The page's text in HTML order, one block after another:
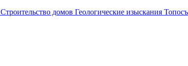
Строительство домов Геологические изыскания